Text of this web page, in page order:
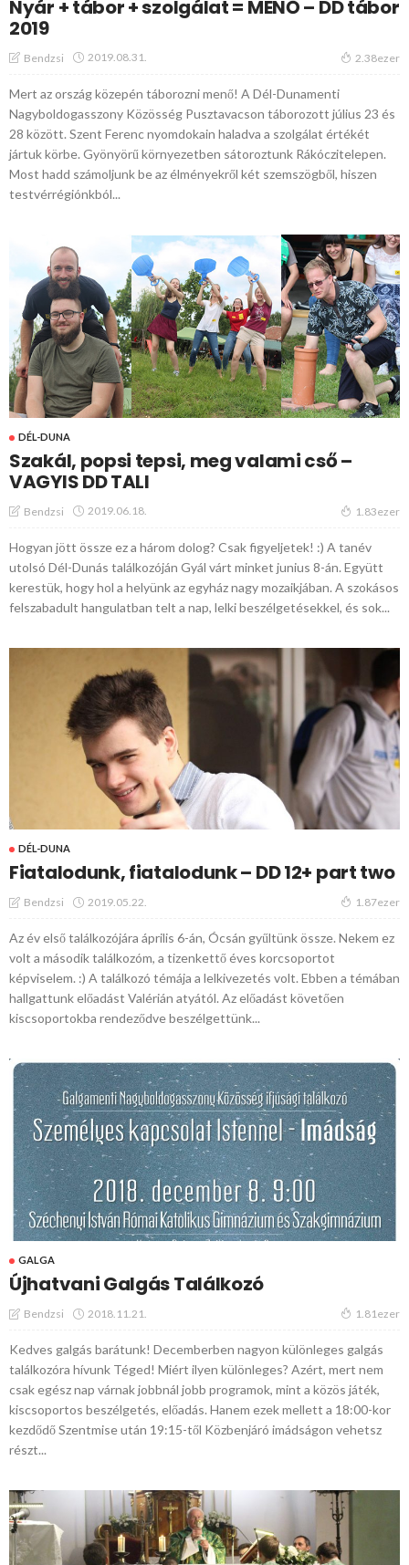
Nyár + tábor + szolgálat = MENŐ – DD tábor
2019
Bendzsi 2019.08.31. 2.38ezer
Mert az ország közepén táborozni menő! A Dél-Dunamenti
Nagyboldogasszony Közösség Pusztavacson táborozott július 23 és
28 között. Szent Ferenc nyomdokain haladva a szolgálat értékét
jártuk körbe. Gyönyörű környezetben sátoroztunk Rákóczitelepen.
Most hadd számoljunk be az élményekről két szemszögből, hiszen
testvérrégiónkból...
DÉL-DUNA
Szakál, popsi tepsi, meg valami cső –
VAGYIS DD TALI
Bendzsi 2019.06.18. 1.83ezer
Hogyan jött össze ez a három dolog? Csak figyeljetek! :) A tanév
utolsó Dél-Dunás találkozóján Gyál várt minket junius 8-án. Együtt
kerestük, hogy hol a helyünk az egyház nagy mozaikjában. A szokásos
felszabadult hangulatban telt a nap, lelki beszélgetésekkel, és sok...
DÉL-DUNA
Fiatalodunk, fiatalodunk – DD 12+ part two
Bendzsi 2019.05.22. 1.87ezer
Az év első találkozójára április 6-án, Ócsán gyűltünk össze. Nekem ez
volt a második találkozóm, a tizenkettő éves korcsoportot
képviselem. :) A találkozó témája a lelkivezetés volt. Ebben a témában
hallgattunk előadást Valérián atyától. Az előadást követően
kiscsoportokba rendeződve beszélgettünk...
GALGA
Újhatvani Galgás Találkozó
Bendzsi 2018.11.21. 1.81ezer
Kedves galgás barátunk! Decemberben nagyon különleges galgás
találkozóra hívunk Téged! Miért ilyen különleges? Azért, mert nem
csak egész nap várnak jobbnál jobb programok, mint a közös játék,
kiscsoportos beszélgetés, előadás. Hanem ezek mellett a 18:00-kor
kezdődő Szentmise után 19:15-től Közbenjáró imádságon vehetsz
részt...